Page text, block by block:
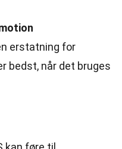
erstatning for
bedst, når det bruges